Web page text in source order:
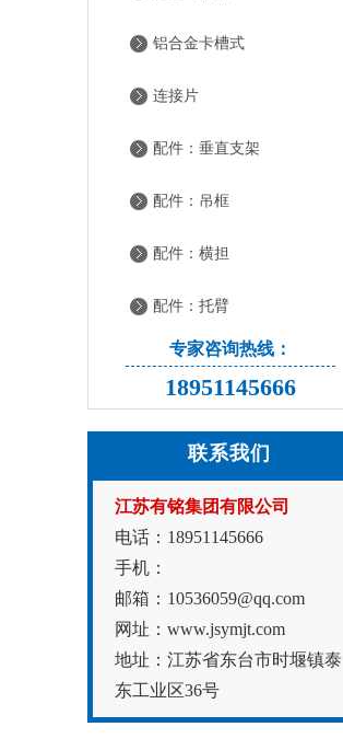
铝合金卡槽式
连接片
配件：垂直支架
配件：吊框
配件：横担
配件：托臂
专家咨询热线：
18951145666
联系我们
江苏有铭集团有限公司
电话：18951145666
手机：
邮箱：10536059@qq.com
网址：www.jsymjt.com
地址：江苏省东台市时堰镇泰
东工业区36号